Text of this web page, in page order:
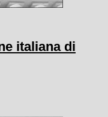
italiana di